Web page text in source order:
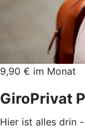
9,90 € im Monat
GiroPrivat
Hier ist alles drin